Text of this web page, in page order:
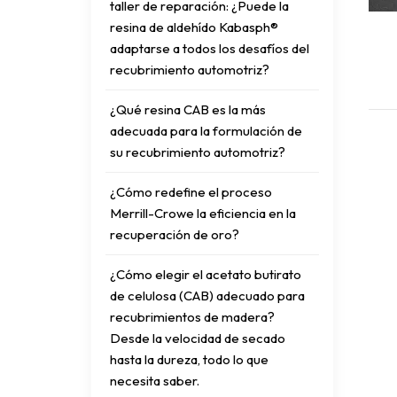
taller de reparación: ¿Puede la
resina de aldehído Kabasph®
adaptarse a todos los desafíos del
recubrimiento automotriz?
¿Qué resina CAB es la más
adecuada para la formulación de
su recubrimiento automotriz?
¿Cómo redefine el proceso
Merrill-Crowe la eficiencia en la
recuperación de oro?
¿Cómo elegir el acetato butirato
de celulosa (CAB) adecuado para
recubrimientos de madera?
Desde la velocidad de secado
hasta la dureza, todo lo que
necesita saber.